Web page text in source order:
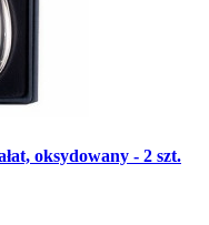
oksydowany - 2 szt.